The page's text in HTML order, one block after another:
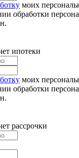
моих
обработки
ипотеки
моих
обработки
рассрочки